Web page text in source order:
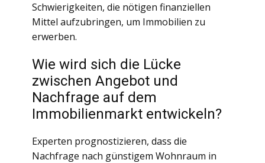
Schwierigkeiten, die nötigen finanziellen
Mittel aufzubringen, um Immobilien zu
erwerben.
Wie wird sich die Lücke
zwischen Angebot und
Nachfrage auf dem
Immobilienmarkt entwickeln?
Experten prognostizieren, dass die
Nachfrage nach günstigem Wohnraum in